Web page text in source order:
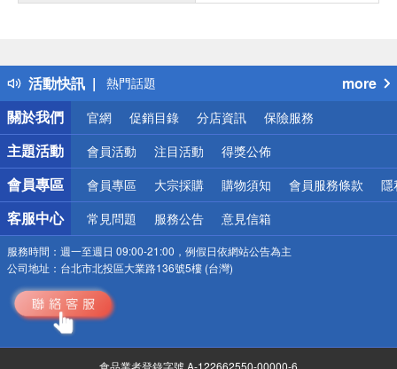
活動快訊
得獎公告
熱門話題
銀行優惠
偏遠地區配送
詐騙網頁！請小心！
more
關於我們
官網 促銷目錄 分店資訊 保險服務
主題活動 會員活動 注目活動 得獎公佈
會員專區 會員專區 大宗採購 購物須知 會員服務條款 隱
客服中心 常見問題 服務公告 意見信箱
服務時間： 週一至週日 09:00-21:00，例假日依網站公告為主
公司地址： 台北市北投區大業路136號5樓 (台灣)
食品業者登錄字號 A-122662550-00000-6